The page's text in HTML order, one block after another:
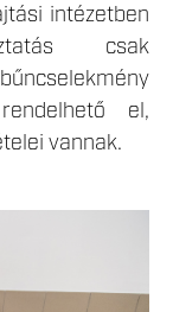
intézetben
csak
el,
vannak.